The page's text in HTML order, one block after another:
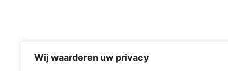
Wij waarderen uw privacy